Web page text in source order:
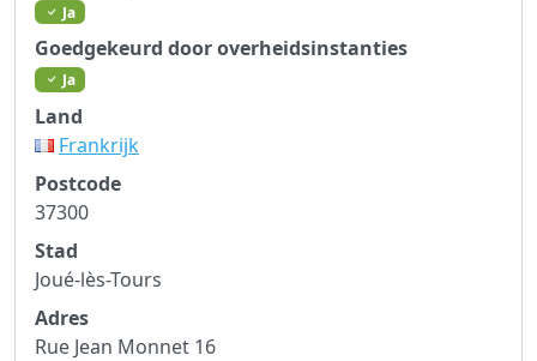
Ja
Goedgekeurd door overheidsinstanties
Ja
Land
Frankrijk
Postcode
37300
Stad
Joué-lès-Tours
Adres
Rue Jean Monnet 16